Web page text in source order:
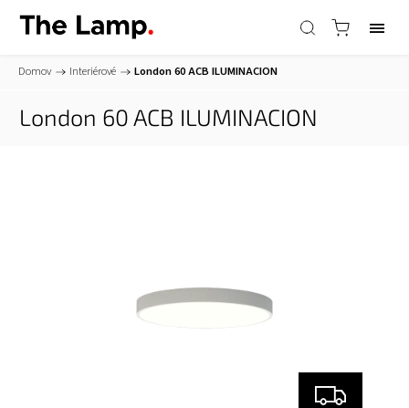
Domov / Interiérové / London 60ACB ILUMINACION
London 60 ACB ILUMINACION